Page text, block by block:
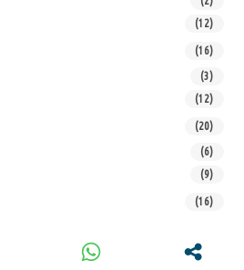
(12)
(16)
(3)
(12)
(20)
(6)
(9)
(16)